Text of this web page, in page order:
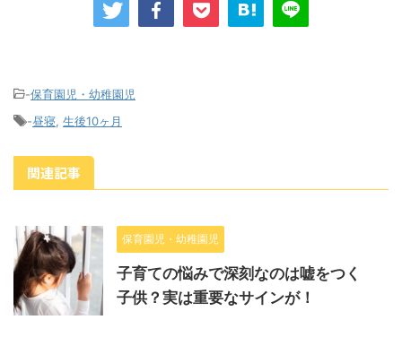
-保育園児・幼稚園児
-昼寝 生後10ヶ月
関連記事
保育園児・幼稚園児
子育ての悩みで深刻なのは嘘をつく
子供？実は重要なサインが！